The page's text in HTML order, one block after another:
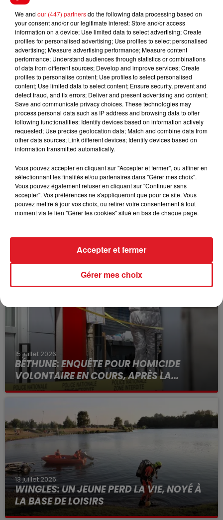
Prénom : Jo
Ville : Renescure
Téléphone : 0328498099
Vends : Chambre à coucher 1 personne comprenant 1
armoire qui se compose d’une étagère,
1 penderie et 1 tiroir longueur 100 x 55 x 190.
1 chevet et 1 lit possible de la relooker TBE 300 € à
débattre
Prénom : Colette
Ville : Wingles
Vends : Un meuble à chaussures à roulettes neuf (à
monter soi-même).
92 x 36.5 x 151. Jusque 50 paires. Acheté 40€ vendu 25
FIL D'ACTUS
15 juillet 2026
BÉTHUNE: ENQUÊTE POUR HOMICIDE
VOLONTAIRE EN COURS, APRÈS LA...
Selon les premiers éléments, le logement servait
13 juillet 2026
WINGLES: UN JEUNE PERD LA VIE, NOYÉ À
LA BASE DE LOISIRS
La victime a coulé à pic
We and our (447) partnersdo the following data processing based on
your consent and/or our legitimate interest: Store and/or access
information on a device; Use limited data to select advertising; Create
profiles for personalised advertising; Use profiles to select personalised
advertising; Measure advertising performance; Measure content
performance; Understand audiences through statistics or combinations
of data from different sources; Develop and improve services; Create
profiles to personalise content; Use profiles to select personalised
content; Use limited data to select content; Ensure security, prevent and
detect fraud, and fix errors; Deliver and present advertising and content;
Save and communicate privacy choices. These technologies may
process personal data such as IP address and browsing data to offer
following functionalities: Identify devices based on information actively
requested; Use precise geolocation data; Match and combine data from
other data sources; Link different devices; Identify devices based on
information transmitted automatically.
Vous pouvez accepter en cliquant sur "Accepter et fermer", ou affiner en
sélectionnant les finalités et/ou partenaires dans "Gérer mes choix".
Vous pouvez également refuser en cliquant sur "Continuer sans
accepter". Vos préférences ne s'appliqueront que pour ce site. Vous
pouvez mettre à jour vos choix, ou retirer votre consentement à tout
moment via le lien "Gérer les cookies" situé en bas de chaque page.
Gérer mes choix
Accepter et fermer